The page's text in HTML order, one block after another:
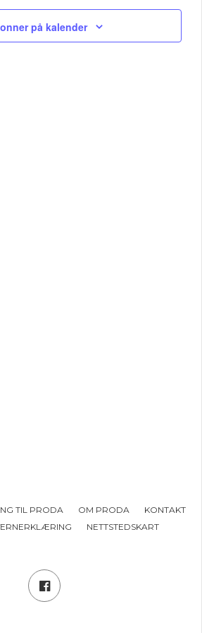
and
på kalender
TIL PRODA OM PRODA
KONTAKT
NETTSTEDSKART